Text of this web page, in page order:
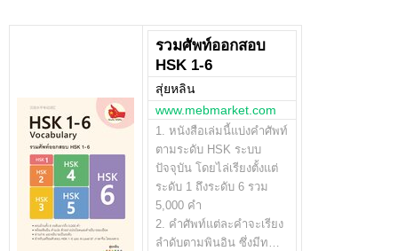
รวมศัพท์ออกสอบ
HSK 1-6
สุ่ยหลิน
www.mebmarket.com
1. หนังสือเล่มนี้แบ่งคำศัพท์
ตามระดับ HSK ระบบ
ปัจจุบัน โดยไล่เรียงตั้งแต่
ระดับ 1 ถึงระดับ 6 รวม
5,000 คำ
2. คำศัพท์แต่ละคำจะเรียง
ลำดับตามพินอิน ซึ่งมีท…